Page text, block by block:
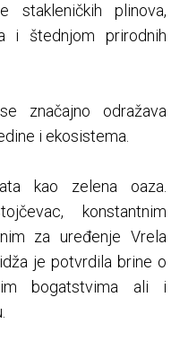
stakleničkih plinova,
i štednjom prirodnih
značajno odražava
i ekosistema.
kao zelena oaza.
konstantnim
za uređenje Vrela
je potvrdila brine o
bogatstvima ali i